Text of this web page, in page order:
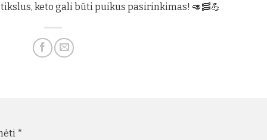
keto gali būti puikus pasirinkimas! 🥑🥓💪
*